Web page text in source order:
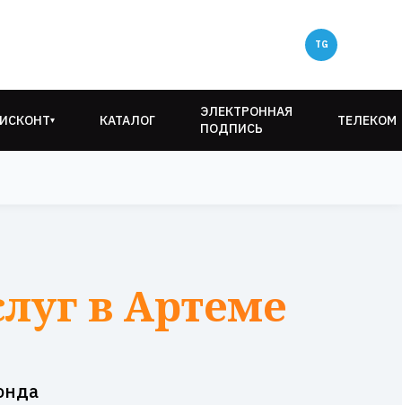
▾ КАТАЛОГ
ЭЛЕКТРОННАЯ
ПОДПИСЬ
ТЕЛЕКОМ
в Артеме